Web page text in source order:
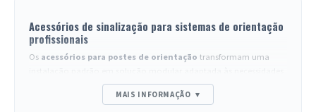
Acessórios de sinalização para sistemas de orientação
profissionais
Os acessórios para postes de orientação transformam uma
reais do local. Cada componente atende a uma função precisa:
fixação de parede para terminar uma linha de sinalização, carrinho
MAIS INFORMAÇÃO ▾